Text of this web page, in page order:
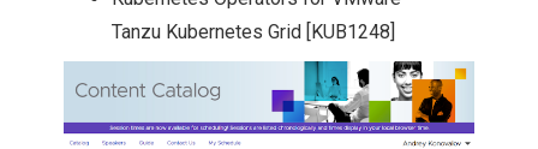
Tanzu Kubernetes Grid [KUB1248]